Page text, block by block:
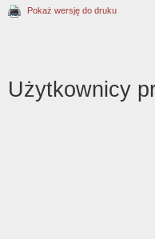
Pokaż wersję do druku
Użytkownicy